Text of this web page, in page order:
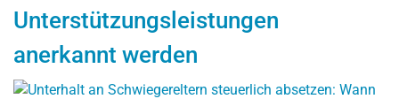
Unterstützungsleistungen
anerkannt werden